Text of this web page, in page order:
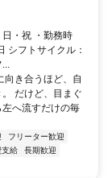
・祝 ・勤務時
シフトサイクル：
...
向き合うほど、自
だけど、目まぐ
へ流すだけの毎
フリーター歓迎
支給
長期歓迎